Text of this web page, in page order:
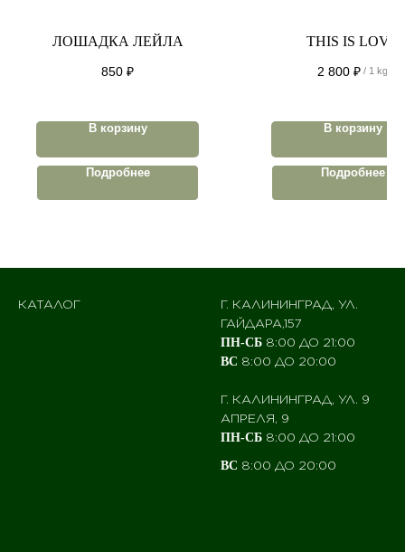
ЛОШАДКА ЛЕЙЛА
850 ₽
В корзину
Подробнее
THIS IS LOVE
2 800 ₽ / 1 kg
В корзину
Подробнее
КАТАЛОГ
Г. КАЛИНИНГРАД, УЛ.
ГАЙДАРА,157
ПН-СБ 8:00 ДО 21:00
ВС 8:00 ДО 20:00
Г. КАЛИНИНГРАД, УЛ. 9
АПРЕЛЯ, 9
ПН-СБ 8:00 ДО 21:00
ВС 8:00 ДО 20:00